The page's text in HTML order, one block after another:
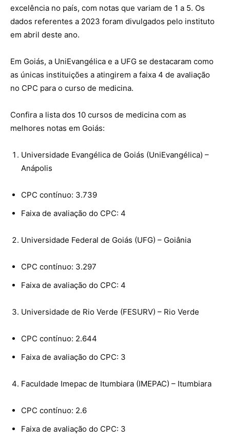
excelência no país, com notas que variam de 1 a 5. Os
dados referentes a 2023 foram divulgados pelo instituto
em abril deste ano.
Em Goiás, a UniEvangélica e a UFG se destacaram como
as únicas instituições a atingirem a faixa 4 de avaliação
no CPC para o curso de medicina.
Confira a lista dos 10 cursos de medicina com as
melhores notas em Goiás:
Universidade Evangélica de Goiás (UniEvangélica) –
Anápolis
CPC contínuo: 3.739
Faixa de avaliação do CPC: 4
Universidade Federal de Goiás (UFG) – Goiânia
CPC contínuo: 3.297
Faixa de avaliação do CPC: 4
Universidade de Rio Verde (FESURV) – Rio Verde
CPC contínuo: 2.644
Faixa de avaliação do CPC: 3
Faculdade Imepac de Itumbiara (IMEPAC) – Itumbiara
CPC contínuo: 2.6
Faixa de avaliação do CPC: 3